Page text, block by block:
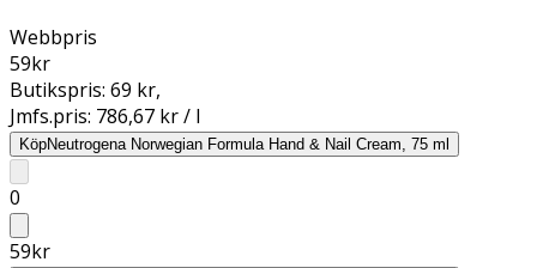
Webbpris
59kr
Butikspris: 69 kr,
Jmfs.pris: 786,67 kr / l
KöpNeutrogena Norwegian Formula Hand & Nail Cream, 75 ml
0
59kr